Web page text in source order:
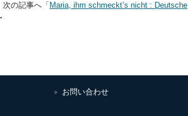
の記事へ「 Maria, ihm schmeckt’s nicht : Deutsche
お問い合わせ